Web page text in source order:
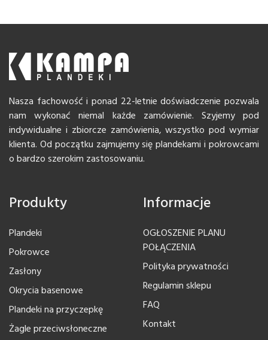
Nasza fachowość i ponad 22-letnie doświadczenie pozwala
nam wykonać niemal każde zamówienie. Szyjemy pod
indywidualne i zbiorcze zamówienia, wszystko pod wymiar
klienta. Od początku zajmujemy się plandekami i pokrowcami
o bardzo szerokim zastosowaniu.
Produkty
Plandeki
Pokrowce
Zasłony
Okrycia basenowe
Plandeki na przyczepkę
Żagle przeciwsłoneczne
Informacje
OGŁOSZENIE PLANU
POŁĄCZENIA
Polityka prywatności
Regulamin sklepu
FAQ
Kontakt